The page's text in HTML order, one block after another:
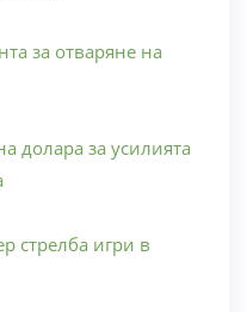
за отваряне на
долара за усилията
стрелба игри в